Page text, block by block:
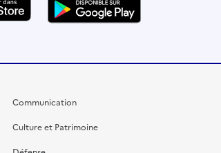
Communication
Culture et Patrimoine